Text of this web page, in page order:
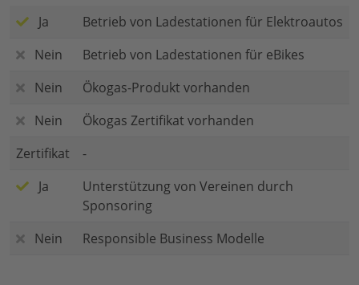
Ja
Betrieb von Ladestationen für Elektroautos
Nein
Betrieb von Ladestationen für eBikes
Nein
Ökogas-Produkt vorhanden
Nein
Ökogas Zertifikat vorhanden
Zertifikat
-
Ja
Unterstützung von Vereinen durch
Sponsoring
Nein
Responsible Business Modelle